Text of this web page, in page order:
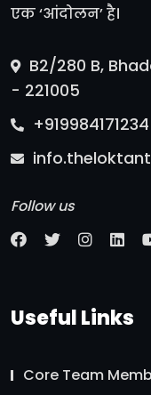
एक ‘आंदोलन’ है।
B2/280 B,
- 221005
+919984171234
Follow us
Useful Links
Core Team